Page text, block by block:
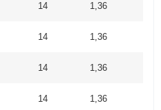
14 1,36
14 1,36
14 1,36
14 1,36